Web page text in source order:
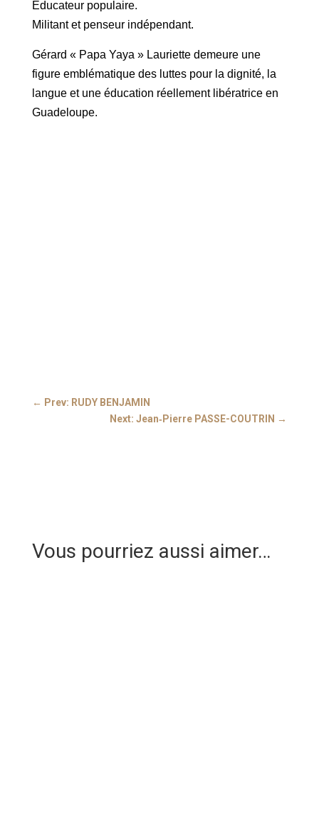
Éducateur populaire.
Militant et penseur indépendant.
Gérard « Papa Yaya » Lauriette demeure une
figure emblématique des luttes pour la dignité, la
langue et une éducation réellement libératrice en
Guadeloupe.
← Prev: RUDY BENJAMIN
Next: Jean‑Pierre PASSE-COUTRIN →
Vous pourriez aussi aimer…